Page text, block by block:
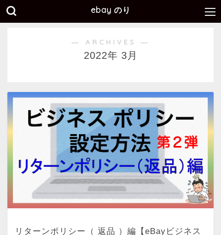
ebay のり
― ARCHIVES ―
2022年 3月
リターンポリシー（ 返品 ）編【eBayビジネス